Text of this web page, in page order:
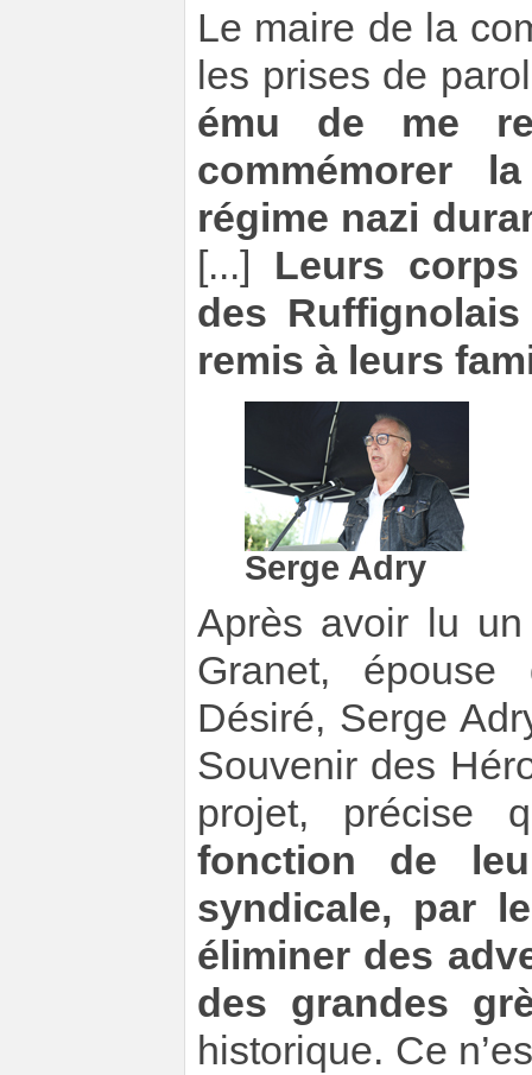
Le maire de la
les prises de
ému de me
commémorer
régime nazi
[...] Leurs
des
remis à leurs
Serge Adry
Après avoir lu
Granet,
Désiré, Serge
Souvenir des
projet, précise
fonction de
syndicale, par
éliminer des
des grandes
historique. Ce